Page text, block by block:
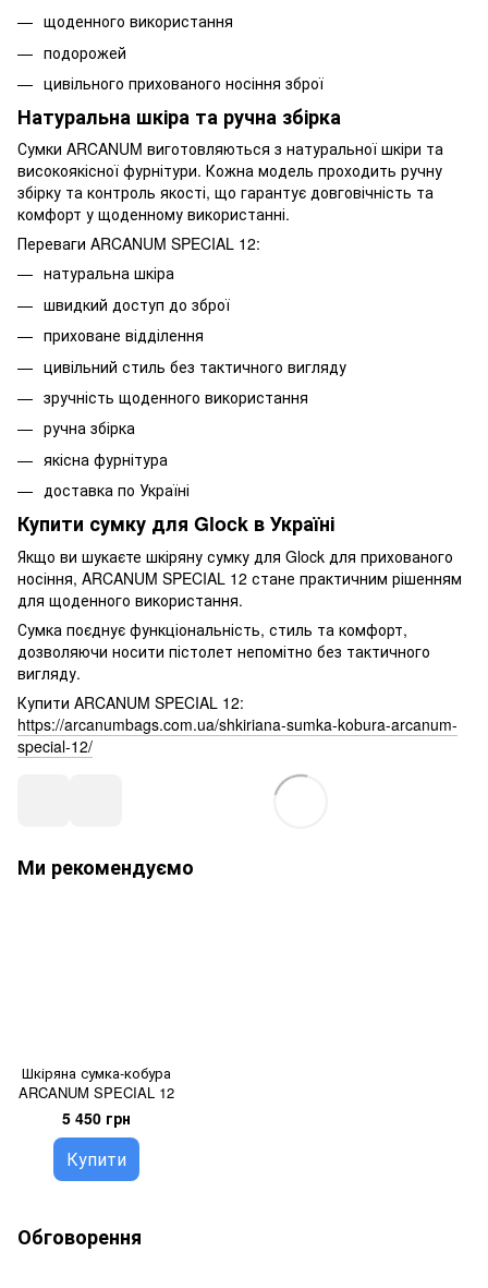
щоденного використання
подорожей
цивільного прихованого носіння зброї
Натуральна шкіра та ручна збірка
Сумки ARCANUM виготовляються з натуральної шкіри та
високоякісної фурнітури. Кожна модель проходить ручну
збірку та контроль якості, що гарантує довговічність та
комфорт у щоденному використанні.
Переваги ARCANUM SPECIAL 12:
натуральна шкіра
швидкий доступ до зброї
приховане відділення
цивільний стиль без тактичного вигляду
зручність щоденного використання
ручна збірка
якісна фурнітура
доставка по Україні
Купити сумку для Glock в Україні
Якщо ви шукаєте шкіряну сумку для Glock для прихованого
носіння, ARCANUM SPECIAL 12 стане практичним рішенням
для щоденного використання.
Сумка поєднує функціональність, стиль та комфорт,
дозволяючи носити пістолет непомітно без тактичного
вигляду.
Купити ARCANUM SPECIAL 12:
https://arcanumbags.com.ua/shkiriana-sumka-kobura-arcanum-
special-12/
Ми рекомендуємо
Шкіряна сумка-кобура
ARCANUM SPECIAL 12
5 450 грн
Купити
Обговорення